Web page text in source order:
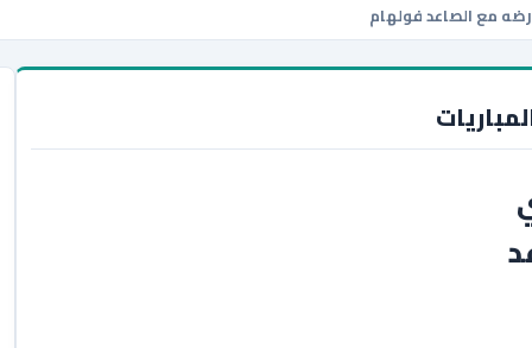
مع الصاعد فولهام